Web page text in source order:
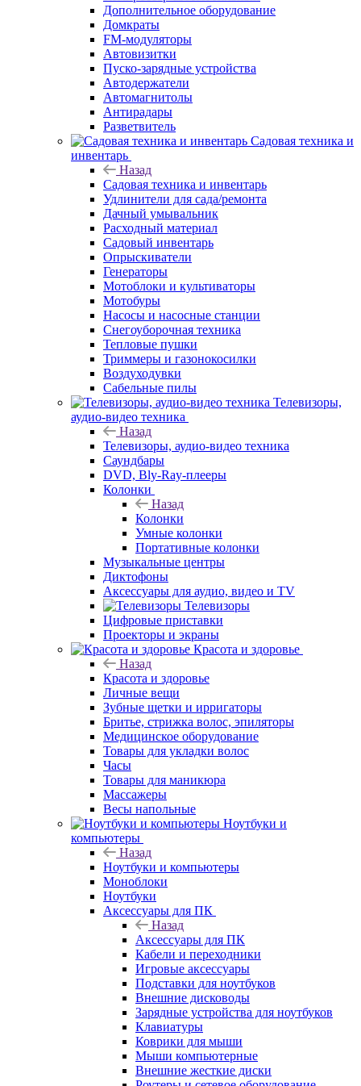
Дополнительное оборудование
Домкраты
FM-модуляторы
Автовизитки
Пуско-зарядные устройства
Автодержатели
Автомагнитолы
Антирадары
Разветвитель
Садовая техника и
инвентарь
Назад
Садовая техника и инвентарь
Удлинители для сада/ремонта
Дачный умывальник
Расходный материал
Садовый инвентарь
Опрыскиватели
Генераторы
Мотоблоки и культиваторы
Мотобуры
Насосы и насосные станции
Снегоуборочная техника
Тепловые пушки
Триммеры и газонокосилки
Воздуходувки
Сабельные пилы
Телевизоры,
аудио-видео техника
Назад
Телевизоры, аудио-видео техника
Саундбары
DVD, Bly-Ray-плееры
Колонки
Назад
Колонки
Умные колонки
Портативные колонки
Музыкальные центры
Диктофоны
Аксессуары для аудио, видео и TV
Телевизоры
Цифровые приставки
Проекторы и экраны
Красота и здоровье
Назад
Красота и здоровье
Личные вещи
Зубные щетки и ирригаторы
Бритье, стрижка волос, эпиляторы
Медицинское оборудование
Товары для укладки волос
Часы
Товары для маникюра
Массажеры
Весы напольные
Ноутбуки и
компьютеры
Назад
Ноутбуки и компьютеры
Моноблоки
Ноутбуки
Аксессуары для ПК
Назад
Аксессуары для ПК
Кабели и переходники
Игровые аксессуары
Подставки для ноутбуков
Внешние дисководы
Зарядные устройства для ноутбуков
Клавиатуры
Коврики для мыши
Мыши компьютерные
Внешние жесткие диски